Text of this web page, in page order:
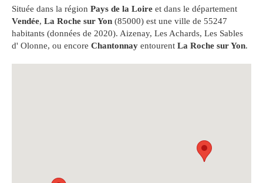
Située dans la région Pays de la Loire et dans le département
Vendée, La Roche sur Yon (85000) est une ville de 55247
habitants (données de 2020). Aizenay, Les Achards, Les Sables
d' Olonne, ou encore Chantonnay entourent La Roche sur Yon.